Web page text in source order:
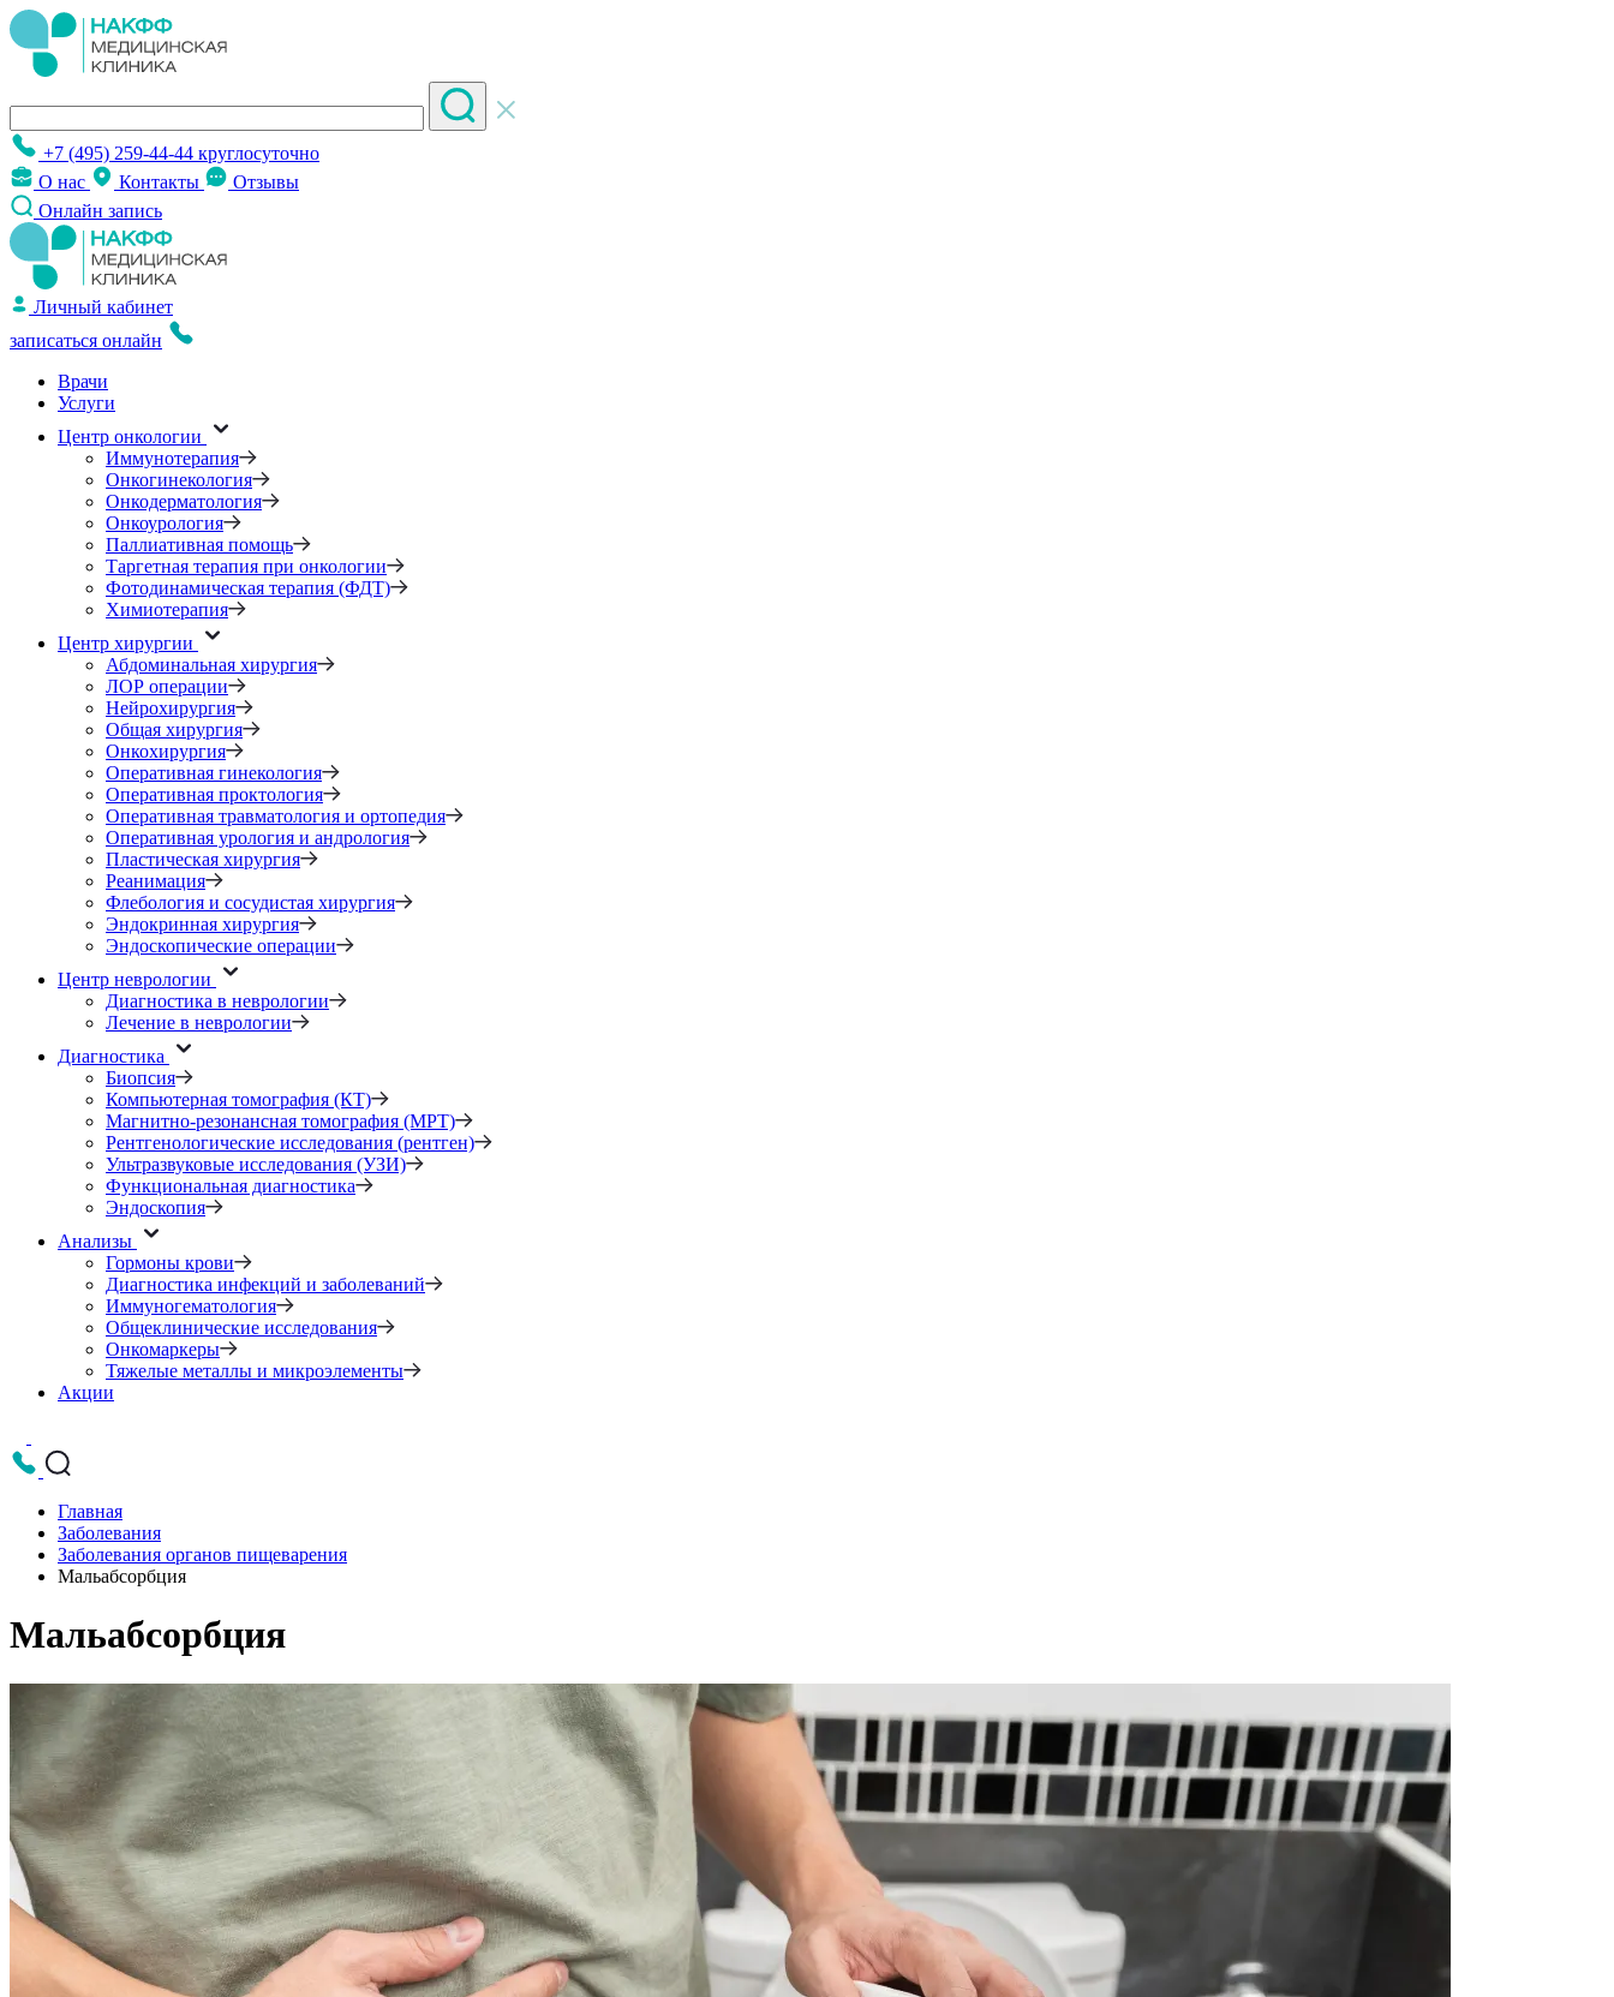
+7 (495) 259-44-44 круглосуточно
О нас
Контакты
Отзывы
Онлайн запись
Личный кабинет
записаться онлайн
Врачи
Услуги
Центр онкологии
Иммунотерапия
Онкогинекология
Онкодерматология
Онкоурология
Паллиативная помощь
Таргетная терапия при онкологии
Фотодинамическая терапия (ФДТ)
Химиотерапия
Центр хирургии
Абдоминальная хирургия
ЛОР операции
Нейрохирургия
Общая хирургия
Онкохирургия
Оперативная гинекология
Оперативная проктология
Оперативная травматология и ортопедия
Оперативная урология и андрология
Пластическая хирургия
Реанимация
Флебология и сосудистая хирургия
Эндокринная хирургия
Эндоскопические операции
Центр неврологии
Диагностика в неврологии
Лечение в неврологии
Диагностика
Биопсия
Компьютерная томография (КТ)
Магнитно-резонансная томография (МРТ)
Рентгенологические исследования (рентген)
Ультразвуковые исследования (УЗИ)
Функциональная диагностика
Эндоскопия
Анализы
Гормоны крови
Диагностика инфекций и заболеваний
Иммуногематология
Общеклинические исследования
Онкомаркеры
Тяжелые металлы и микроэлементы
Акции
Главная
Заболевания
Заболевания органов пищеварения
Мальабсорбция
Мальабсорбция